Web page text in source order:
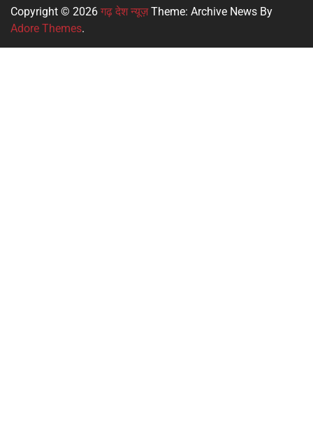
Copyright © 2026 गढ़ देश न्यूज़Theme: Archive News By
Adore Themes.